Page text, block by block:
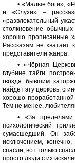
• «Малые боги»,
и «Слухи» –
«развлекательный
столкновение
хорошо прописанные
Рассказам не
представители жанра.
• «Чёрная
глубине тайги
гвоздя бывшим
найдет эту церковь,
хорошо
Тем не менее,
• «За пределами
психологический
сумасшедший. Он
исключением,
спасли, вот только
просто люди с их